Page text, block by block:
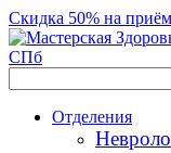
Скидка 50% на
Отделения